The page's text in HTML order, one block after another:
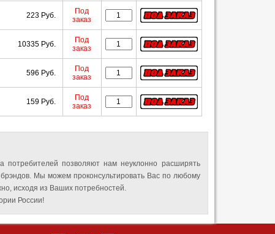
223 Руб.
Под
заказ
10335 Руб.
Под
заказ
596 Руб.
Под
заказ
159 Руб.
Под
заказ
позволяют нам неуклонно расширять
Мы можем проконсультировать Вас по любому
исходя из Ваших потребностей.
России!